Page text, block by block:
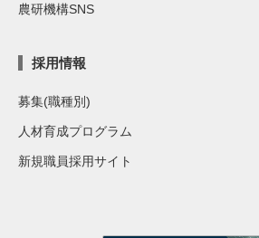
農研機構SNS
採用情報
募集(職種別)
人材育成プログラム
新規職員採用サイト